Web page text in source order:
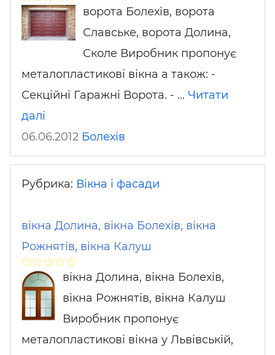
ворота Болехів, ворота
Славське, ворота Долина,
Сколе Виробник пропонує
металопластикові вікна а також: -
Секційні Гаражні Ворота. - … Читати
далі
06.06.2012 Болехів
Рубрика: Вікна і фасади
вікна Долина, вікна Болехів, вікна
Рожнятів, вікна Калуш
вікна Долина, вікна Болехів,
вікна Рожнятів, вікна Калуш
Виробник пропонує
металопластикові вікна у Львівській,